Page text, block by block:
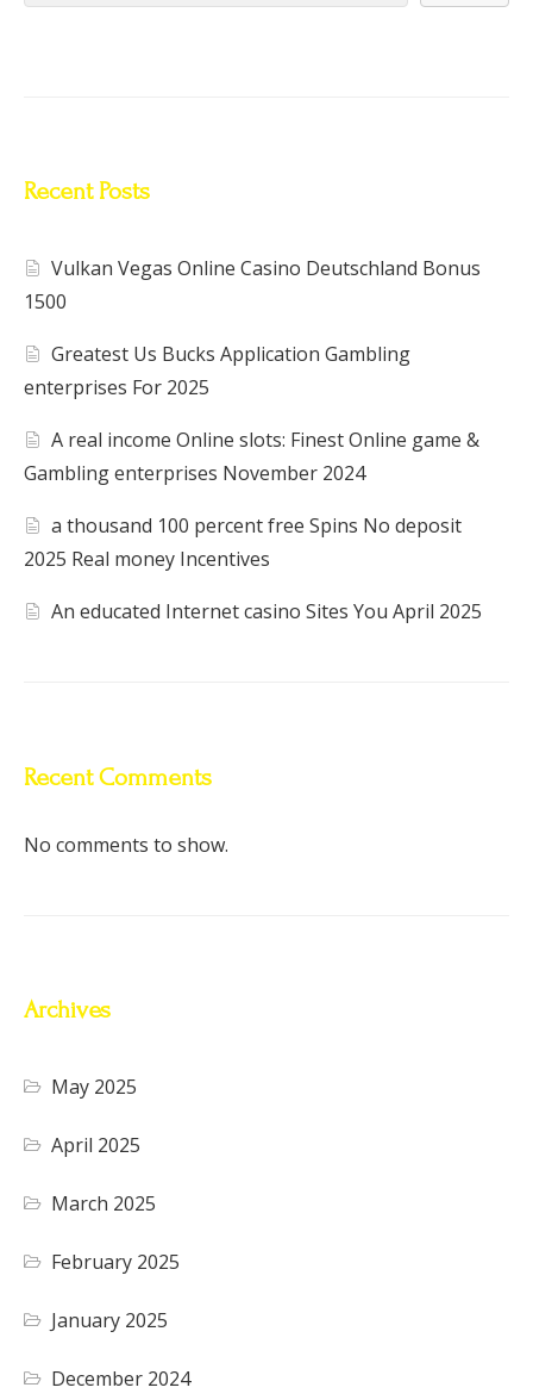
Recent Posts
Vulkan Vegas Online Casino Deutschland Bonus
1500
Greatest Us Bucks Application Gambling
enterprises For 2025
A real income Online slots: Finest Online game &
Gambling enterprises November 2024
a thousand 100 percent free Spins No deposit
2025 Real money Incentives
An educated Internet casino Sites You April 2025
Recent Comments
No comments to show.
Archives
May 2025
April 2025
March 2025
February 2025
January 2025
December 2024